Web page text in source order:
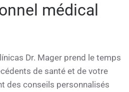
médical
Dr. Mager prend le temps
de santé et de votre
des conseils personnalisés